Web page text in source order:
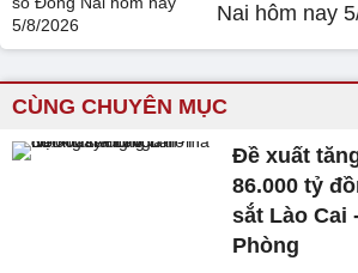
Nai hôm nay
CÙNG CHUYÊN MỤC
Đề xuất
86.000 tỷ
sắt Lào Cai
Phòng